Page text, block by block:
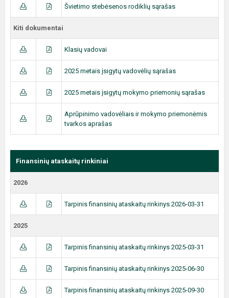
Švietimo stebėsenos rodiklių sąrašas
Kiti dokumentai
Klasių vadovai
2025 metais įsigytų vadovėlių sąrašas
2025 metais įsigytų mokymo priemonių sąrašas
Aprūpinimo vadovėliais ir mokymo priemonėmis
tvarkos aprašas
Finansinių ataskaitų rinkiniai
2026
Tarpinis finansinių ataskaitų rinkinys 2026-03-31
2025
Tarpinis finansinių ataskaitų rinkinys 2025-03-31
Tarpinis finansinių ataskaitų rinkinys 2025-06-30
Tarpinis finansinių ataskaitų rinkinys 2025-09-30